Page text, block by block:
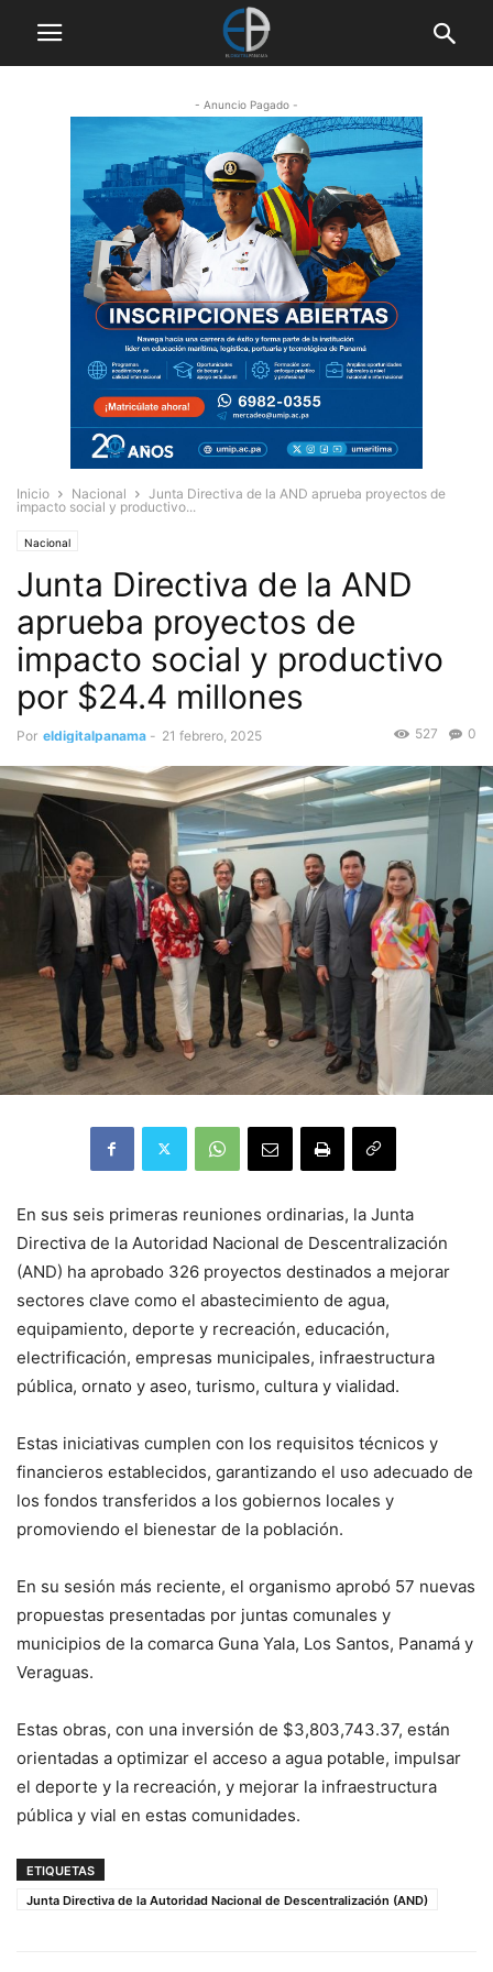
- Anuncio Pagado -
Inicio Nacional
Junta Directiva de la AND aprueba proyectos de
impacto social y productivo...
Nacional
Junta Directiva de la AND
aprueba proyectos de
impacto social y productivo
por $24.4 millones
Por eldigitalpanama - 21 febrero, 2025 0
527
En sus seis primeras reuniones ordinarias, la Junta
Directiva de la Autoridad Nacional de Descentralización
(AND) ha aprobado 326 proyectos destinados a mejorar
sectores clave como el abastecimiento de agua,
equipamiento, deporte y recreación, educación,
electrificación, empresas municipales, infraestructura
pública, ornato y aseo, turismo, cultura y vialidad.
Estas iniciativas cumplen con los requisitos técnicos y
financieros establecidos, garantizando el uso adecuado de
los fondos transferidos a los gobiernos locales y
promoviendo el bienestar de la población.
En su sesión más reciente, el organismo aprobó 57 nuevas
propuestas presentadas por juntas comunales y
municipios de la comarca Guna Yala, Los Santos, Panamá y
Veraguas.
Estas obras, con una inversión de $3,803,743.37, están
orientadas a optimizar el acceso a agua potable, impulsar
el deporte y la recreación, y mejorar la infraestructura
pública y vial en estas comunidades.
ETIQUETAS
Junta Directiva de la Autoridad Nacional de Descentralización (AND)